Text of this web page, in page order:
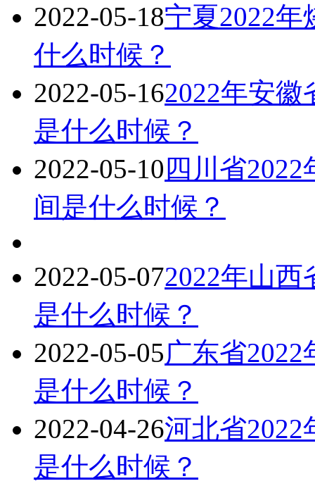
2022-05-18宁夏2022
什么时候？
2022-05-162022年安
是什么时候？
2022-05-10 四川省
间是什么时候？
2022-05-072022年山
是什么时候？
2022-05-05广东省
是什么时候？
2022-04-26河北省
是什么时候？